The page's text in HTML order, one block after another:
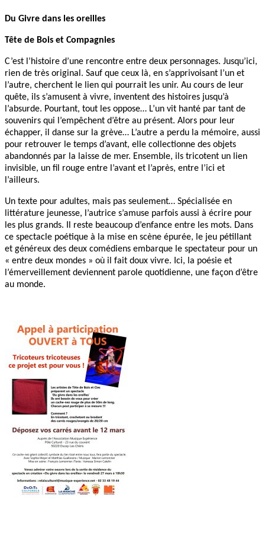
Du Givre dans les oreilles
Tête de Bois et Compagnies
C’est l’histoire d’une rencontre entre deux personnages. Jusqu’ici,
rien de très original. Sauf que ceux là, en s’apprivoisant l’un et
l’autre, cherchent le lien qui pourrait les unir. Au cours de leur
quête, ils s’amusent à vivre, inventent des histoires jusqu’à
l’absurde. Pourtant, tout les oppose… L’un vit hanté par tant de
souvenirs qui l’empêchent d’être au présent. Alors pour leur
échapper, il danse sur la grève… L’autre a perdu la mémoire, aussi
pour retrouver le temps d’avant, elle collectionne des objets
abandonnés par la laisse de mer. Ensemble, ils tricotent un lien
invisible, un fil rouge entre l’avant et l’après, entre l’ici et
l’ailleurs.
Un texte pour adultes, mais pas seulement… Spécialisée en
littérature jeunesse, l’autrice s’amuse parfois aussi à écrire pour
les plus grands. Il reste beaucoup d’enfance entre les mots. Dans
ce spectacle poétique à la mise en scène épurée, le jeu pétillant
et généreux des deux comédiens embarque le spectateur pour un
« entre deux mondes » où il fait doux vivre. Ici, la poésie et
l’émerveillement deviennent parole quotidienne, une façon d’être
au monde.